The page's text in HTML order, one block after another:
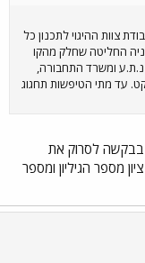
צוות ההיגוי לתכנון כל
החליטה שחלק מהקו
נ.ת.ע ומשרד התחבורה,
עד מתי הטיפשות תחגוג
בבקשה לסרוק את
מספר הגיליון ומספר